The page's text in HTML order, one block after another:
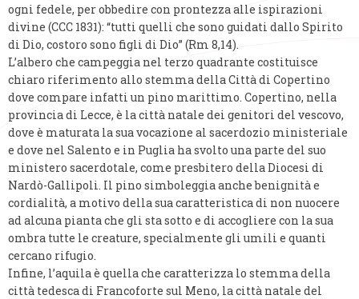
ogni fedele, per obbedire con prontezza alle ispirazioni
divine (CCC 1831): “tutti quelli che sono guidati dallo Spirito
di Dio, costoro sono figli di Dio” (Rm 8,14).
L’albero che campeggia nel terzo quadrante costituisce
chiaro riferimento allo stemma della Città di Copertino
dove compare infatti un pino marittimo. Copertino, nella
provincia di Lecce, è la città natale dei genitori del vescovo,
dove è maturata la sua vocazione al sacerdozio ministeriale
e dove nel Salento e in Puglia ha svolto una parte del suo
ministero sacerdotale, come presbitero della Diocesi di
Nardò-Gallipoli. Il pino simboleggia anche benignità e
cordialità, a motivo della sua caratteristica di non nuocere
ad alcuna pianta che gli sta sotto e di accogliere con la sua
ombra tutte le creature, specialmente gli umili e quanti
cercano rifugio.
Infine, l’aquila è quella che caratterizza lo stemma della
città tedesca di Francoforte sul Meno, la città natale del